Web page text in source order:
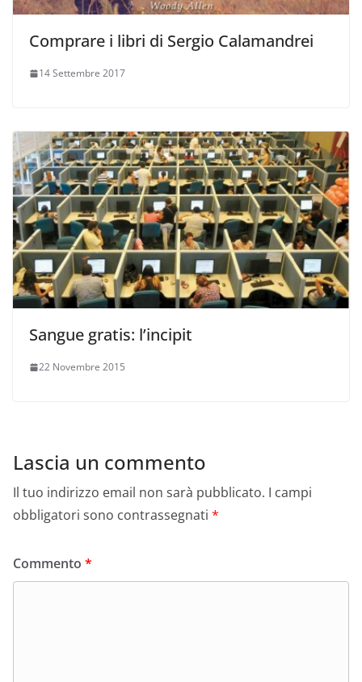
Comprare i libri di Sergio Calamandrei
14 Settembre 2017
Sangue gratis: l’incipit
22 Novembre 2015
Lascia un commento
Il tuo indirizzo email non sarà pubblicato. I campi
obbligatori sono contrassegnati *
Commento *